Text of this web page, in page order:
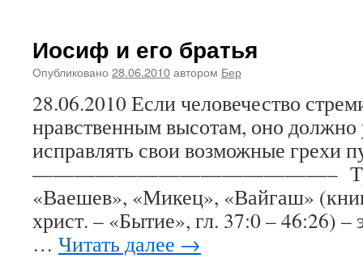
Иосиф и его братья
Опубликовано 28.06.2010автором Бер
28.06.2010 Если человечество
нравственным высотам, оно должно
исправлять свои возможные грехи
——————————————– Три
«Ваешев», «Микец», «Вайгаш»
христ. – «Бытие», гл. 37:0 – 46:26) –
… Читать далее →